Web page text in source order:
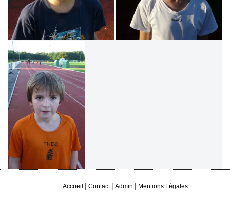
Accueil |Contact|Admin | Mentions Légales